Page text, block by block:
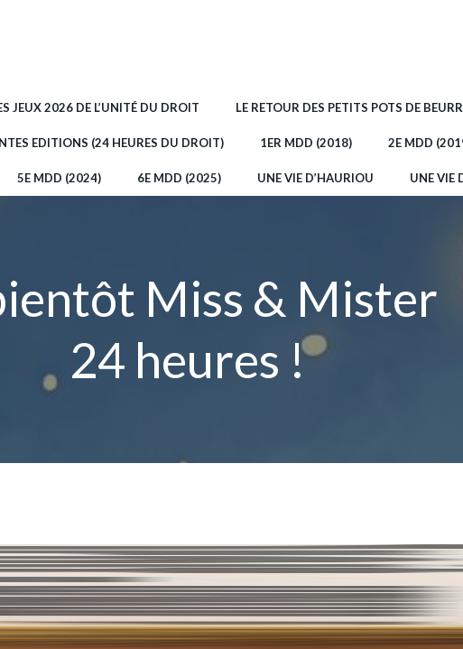
JEUX 2026 DE L’UNITÉ DU DROIT LE RETOUR DES PETITS POTS DE
EDITIONS (24 HEURES DU DROIT) 1ER MDD (2018) 2E MDD
5E MDD (2024) 6E MDD (2025) UNE VIE D’HAURIOU UNE VIE
Miss & Mister
24 heures !